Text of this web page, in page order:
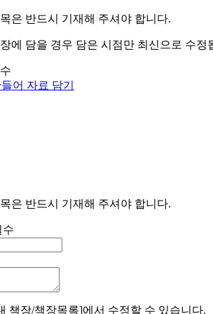
은 반드시 기재해 주셔야 합니다.
에 담을 경우 담은 시점만 최신으로 수정
어 자료 담기
은 반드시 기재해 주셔야 합니다.
책장/책장목록]에서 수정할 수 있습니다.